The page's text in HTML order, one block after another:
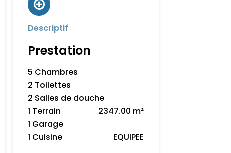
Descriptif
Prestation
5 Chambres
2 Toilettes
2 Salles de douche
1 Terrain
2347.00 m²
1 Garage
1 Cuisine
EQUIPEE